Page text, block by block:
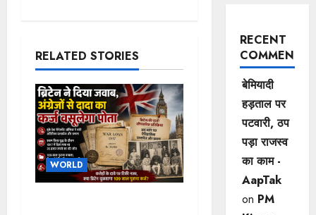
v
i
g
a
t
RELATED STORIES
WORLD
RECENT
COMMENTS
बेमियादी
हड़ताल पर
पटवारी, ठप
पड़ा राजस्व
का काम -
AapTak
on PM